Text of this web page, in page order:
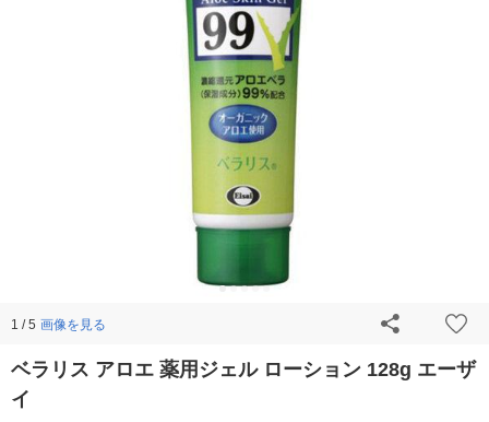
1 / 5 画像を見る
ベラリス アロエ 薬用ジェル ローション 128g エーザ
イ